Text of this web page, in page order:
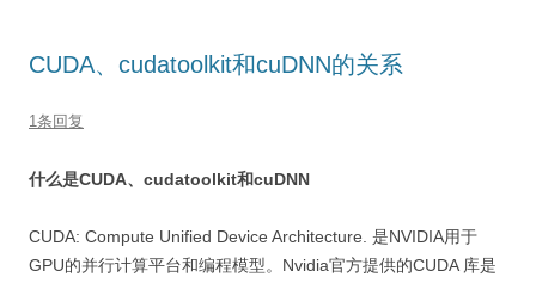
CUDA、cudatoolkit和cuDNN的关系
1条回复
什么是CUDA、cudatoolkit和cuDNN
CUDA: Compute Unified Device Architecture. 是NVIDIA用于
GPU的并行计算平台和编程模型。Nvidia官方提供的CUDA 库是